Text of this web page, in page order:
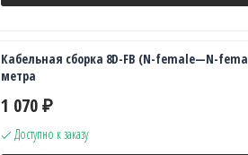
Кабельная сборка 8D-FB (N-female—N-
метра
1 070 ₽
Доступно к заказу